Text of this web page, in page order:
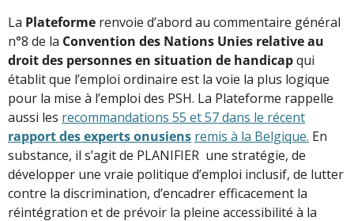
La Plateforme renvoie d’abord au commentaire général
n°8 de la Convention des Nations Unies relative au
droit des personnes en situation de handicapqui
établit que l’emploi ordinaire est la voie la plus logique
pour la mise à l’emploi des PSH. La Plateforme rappelle
aussi les recommandations 55 et 57 dans le récent
rapport des experts onusiens remis à la Belgique. En
substance, il s’agit de PLANIFIER une stratégie, de
développer une vraie politique d’emploi inclusif, de lutter
contre la discrimination, d’encadrer efficacement la
réintégration et de prévoir la pleine accessibilité à la